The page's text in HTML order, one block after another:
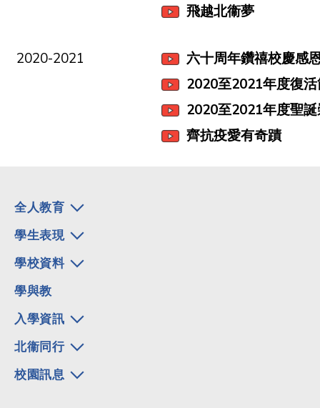
飛越北衞夢
2020-2021
六十周年鑽禧校慶感
2020至2021年度復
2020至2021年度聖
齊抗疫愛有奇蹟
全人教育
學生表現
學校資料
學與教
入學資訊
北衞同行
校園訊息